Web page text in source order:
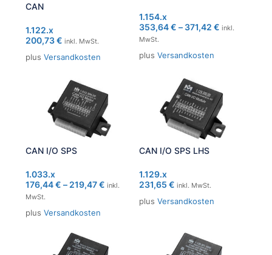
CAN
1.122.x
200,73€ inkl. MwSt.
plus Versandkosten
1.154.x
353,64€ – 371,42 € inkl.
MwSt.
plus Versandkosten
CAN I/O SPS
1.033.x
176,44€ – 219,47€ inkl.
MwSt.
plus Versandkosten
CAN I/O SPS LHS
1.129.x
231,65 € inkl. MwSt.
plus Versandkosten